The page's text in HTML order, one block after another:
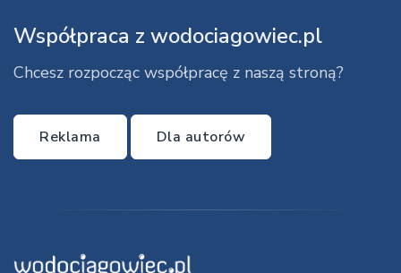
Współpraca z wodociagowiec.pl
Chcesz rozpocząc współpracę z naszą stroną?
Reklama Dla autorów